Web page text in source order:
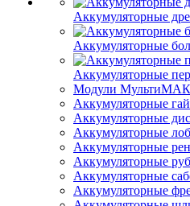
Аккумуляторные
Аккумуляторные
Аккумуляторные
Модули
Аккумуляторные
Аккумуляторные
Аккумуляторные
Аккумуляторные
Аккумуляторные
Аккумуляторные
Аккумуляторные